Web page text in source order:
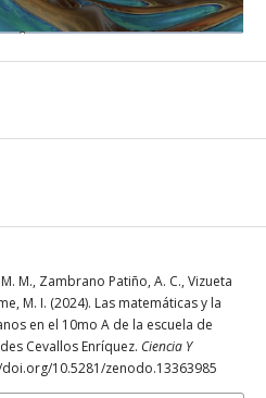
M., Zambrano Patiño, A. C., Vizueta
M. I. (2024). Las matemáticas y la
en el 10mo A de la escuela de
Cevallos Enríquez. Ciencia Y
doi.org/10.5281/zenodo.13363985